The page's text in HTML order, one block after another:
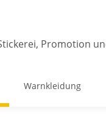
Warnkleidung